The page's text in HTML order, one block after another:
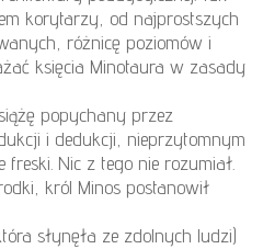
korytarzy, od najprostszych
różnicę poziomów i
księcia Minotaura w zasady
popychany przez
i dedukcji, nieprzytomnym
Nic z tego nie rozumiał.
król Minos postanowił
słynęła ze zdolnych ludzi)